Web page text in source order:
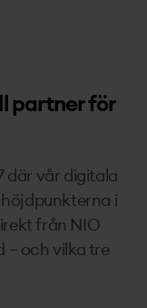
partner för
där vår digitala
i
från NIO
– och vilka tre